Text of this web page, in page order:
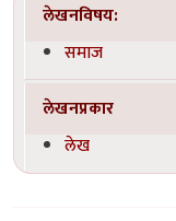
लेखनविषय:
समाज
लेखनप्रकार
लेख